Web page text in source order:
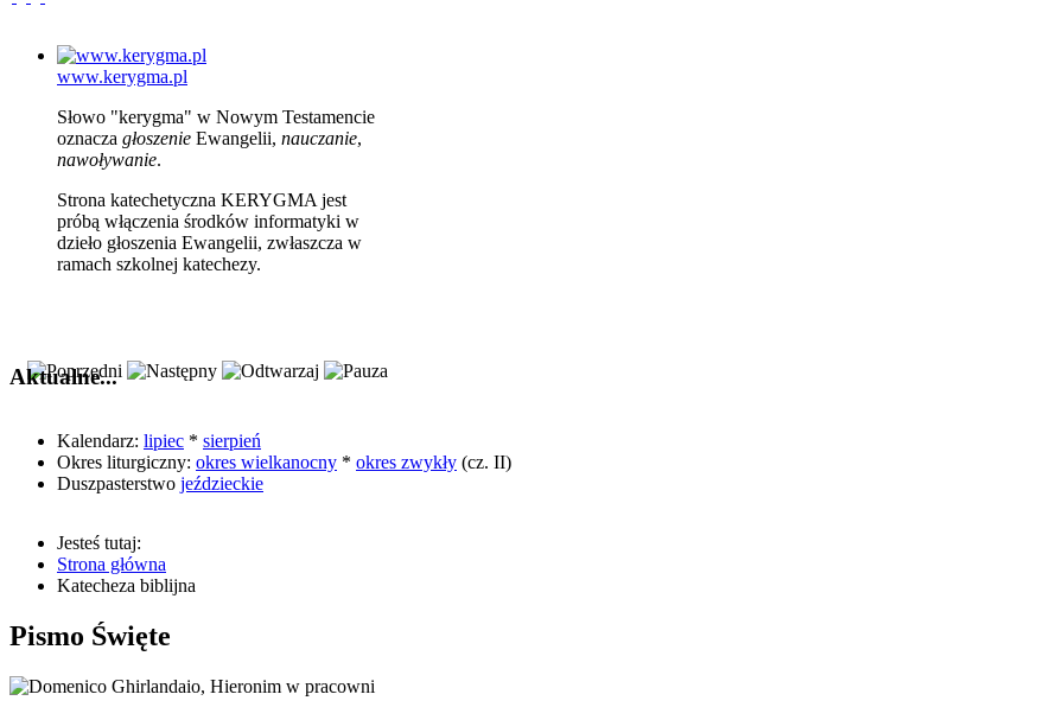
www.kerygma.pl
Słowo "kerygma" w Nowym Testamencie
oznacza głoszenie Ewangelii, nauczanie,
nawoływanie.
Strona katechetyczna KERYGMA jest
próbą włączenia środków informatyki w
dzieło głoszenia Ewangelii, zwłaszcza w
ramach szkolnej katechezy.
Aktualne...
Kalendarz: lipiec * sierpień
Okres liturgiczny: okres wielkanocny * okres zwykły (cz. II)
Duszpasterstwo jeździeckie
Jesteś tutaj:
Strona główna
Katecheza biblijna
Pismo Święte